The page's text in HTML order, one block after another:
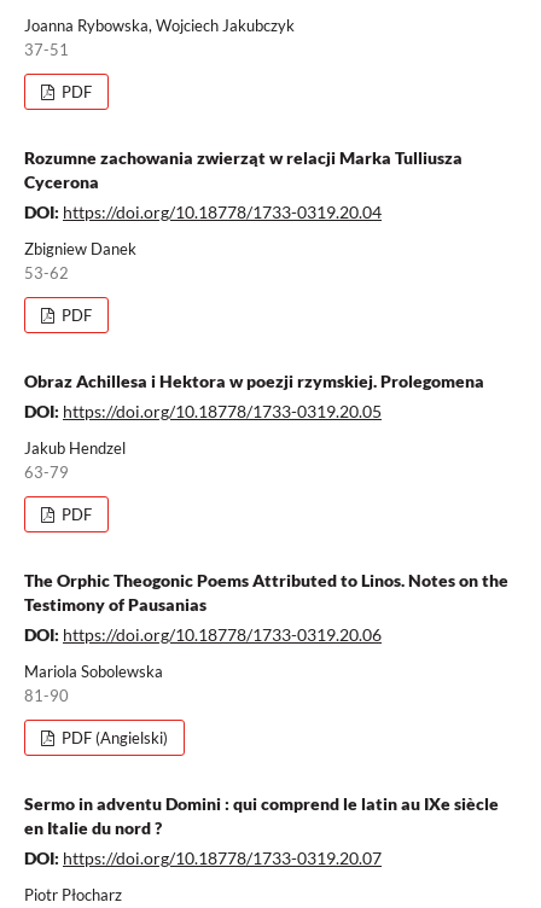
Joanna Rybowska, Wojciech Jakubczyk
37-51
PDF
Rozumne zachowania zwierząt w relacji Marka Tulliusza
Cycerona
DOI: https://doi.org/10.18778/1733-0319.20.04
Zbigniew Danek
53-62
PDF
Obraz Achillesa i Hektora w poezji rzymskiej. Prolego­mena
DOI: https://doi.org/10.18778/1733-0319.20.05
Jakub Hendzel
63-79
PDF
The Orphic Theogonic Poems Attributed to Linos. Notes on the
Testimony of Pausanias
DOI: https://doi.org/10.18778/1733-0319.20.06
Mariola Sobolewska
81-90
PDF (Angielski)
Sermo in adventu Domini : qui comprend le latin au IXe siècle
en Italie du nord ?
DOI: https://doi.org/10.18778/1733-0319.20.07
Piotr Płocharz